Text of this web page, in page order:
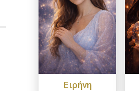
Ειρήνη